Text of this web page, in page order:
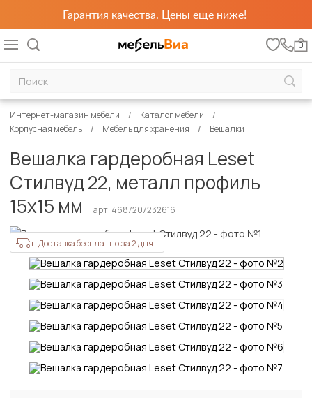
Гарантия качества. Цены еще ниже!
0
Интернет-магазин мебели
Каталог мебели
Корпусная мебель
Мебель для хранения Вешалки
Вешалка гардеробная Leset
Стилвуд 22, металл профиль
15x15 мм
арт. 4687207232616
Доставка бесплатно за 2 дня